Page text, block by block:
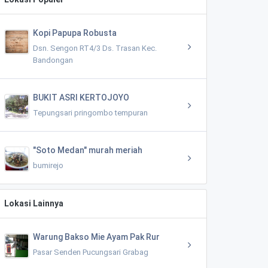
Kopi Papupa Robusta
Dsn. Sengon RT4/3 Ds. Trasan Kec.
Bandongan
BUKIT ASRI KERTOJOYO
Tepungsari pringombo tempuran
"Soto Medan" murah meriah
bumirejo
Lokasi Lainnya
Warung Bakso Mie Ayam Pak Rur
Pasar Senden Pucungsari Grabag